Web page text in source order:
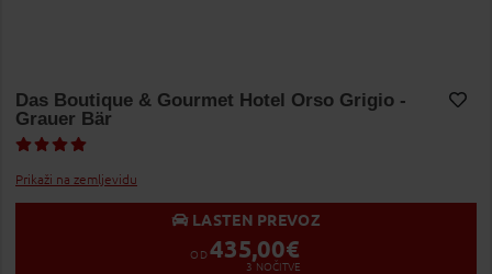
Das Boutique & Gourmet Hotel Orso Grigio -
Grauer Bär
Prikaži na zemljevidu
LASTEN PREVOZ
OD435,00€
3 NOČITVE